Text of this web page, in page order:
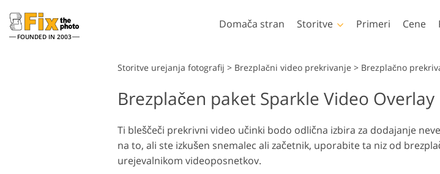
FOUNDED IN 2003
Domača stran Storitve Primeri Cene
Lightroom
Prednastavitve Lightroom
Prednastavitve najboljše
ponudbe
Mobilne prednastavitve
Photoshop
Dejanja Photoshopa
Prekrivanja v Photoshopu
Photoshop teksture
Celotne zbirke Ps Actions
Vse šablone
Valentinove
Poročna
Storitve urejanja fotografij > Brezplačni video prekrivanje > Brezplačno
Brezplačen paket Sparkle Video Overlay
Ti bleščeči prekrivni video učinki bodo odlična izbira za dodajanje
na to, ali ste izkušen snemalec ali začetnik, uporabite ta niz od
urejevalnikom videoposnetkov.